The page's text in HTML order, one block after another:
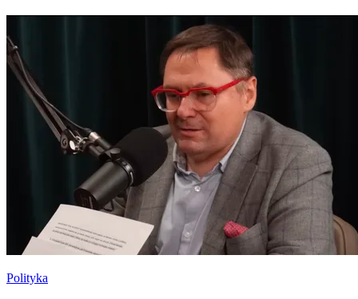
Polityka